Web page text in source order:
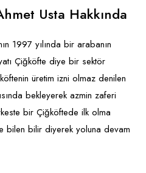
ve Tercüme
Usta Hakkında
1997 yılında bir arabanın
Çiğköfte diye bir sektör
üretim izni olmaz denilen
bekleyerek azmin zaferi
bir Çiğköftede ilk olma
bilen bilir diyerek yoluna devam